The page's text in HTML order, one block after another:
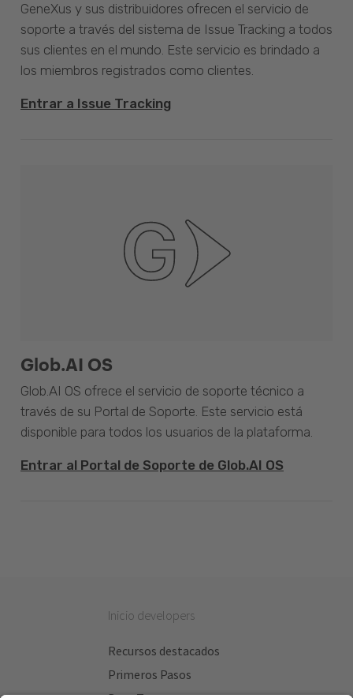
GeneXus y sus distribuidores ofrecen el servicio de
soporte a través del sistema de Issue Tracking a todos
sus clientes en el mundo. Este servicio es brindado a
los miembros registrados como clientes.
Entrar a Issue Tracking
Glob.AI OS
Glob.AI OS ofrece el servicio de soporte técnico a
través de su Portal de Soporte. Este servicio está
disponible para todos los usuarios de la plataforma.
Entrar al Portal de Soporte de Glob.AI OS
Inicio developers
Recursos destacados
Primeros Pasos